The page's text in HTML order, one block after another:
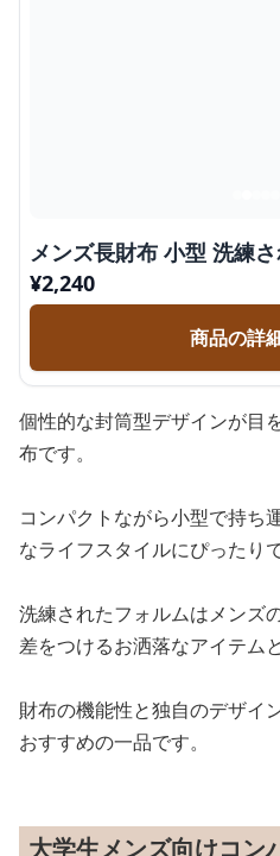
メンズ長財布 小型 洗練
¥2,240
商品の詳
個性的な封筒型デザインが目
布です。
コンパクトながら小型で持ち
なライフスタイルにぴったりで
洗練されたフォルムはメンズ
差をつけるお洒落なアイテム
財布の機能性と独自のデザイ
おすすめの一品です。
大学生メンズ向けコン